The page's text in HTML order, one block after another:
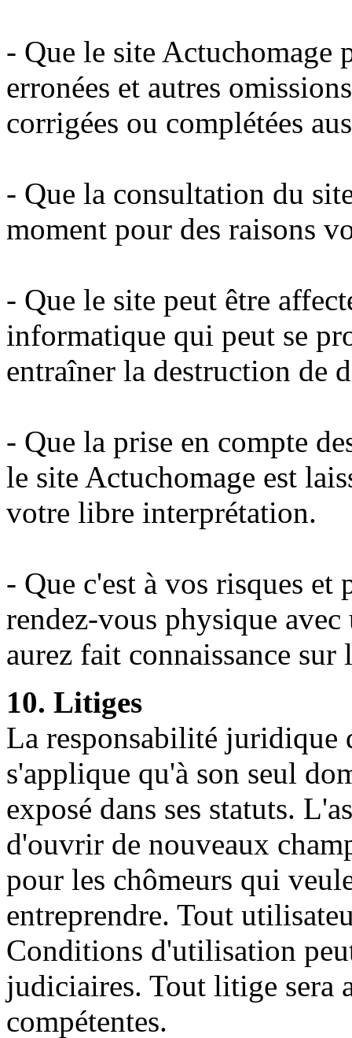
- Que le site Actuchomage
erronées et autres
corrigées ou complétées
- Que la consultation du
moment pour des raisons
- Que le site peut être
informatique qui peut se
entraîner la destruction de
- Que la prise en compte
le site Actuchomage est
votre libre interprétation.
- Que c'est à vos risques
rendez-vous physique
aurez fait connaissance sur
10. Litiges
La responsabilité juridique
s'applique qu'à son seul
exposé dans ses statuts.
d'ouvrir de nouveaux
pour les chômeurs qui
entreprendre. Tout
Conditions d'utilisation
judiciaires. Tout litige sera
compétentes.